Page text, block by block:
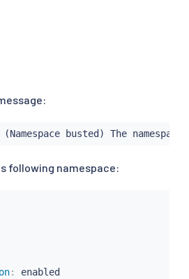
(Namespace busted) The
following namespace:
:
enabled